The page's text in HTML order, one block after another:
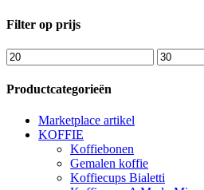
Filter op prijs
Min.
prijs
Max.
prijs
Productcategorieën
Marketplace artikel
KOFFIE
Koffiebonen
Gemalen koffie
Koffiecups Bialetti